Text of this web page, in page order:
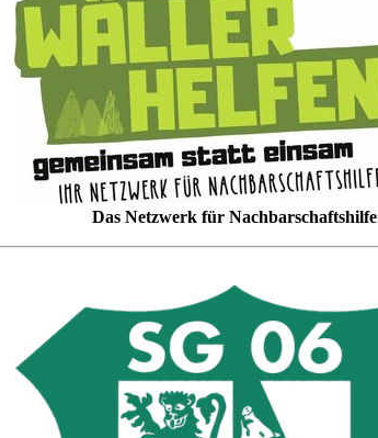
Das Netzwerk für Nachbarschaftshilfe